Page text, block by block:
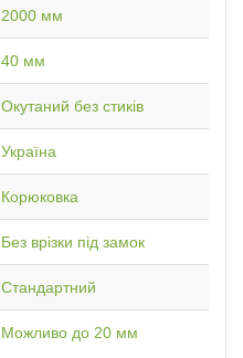
2000 мм
40 мм
Окутаний без стиків
Україна
Корюковка
Без врізки під замок
Стандартний
Можливо до 20 мм